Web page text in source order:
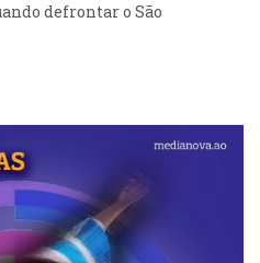
defrontar o São